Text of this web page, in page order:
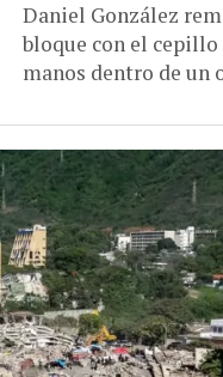
Daniel González
bloque con el cepillo
manos dentro de un